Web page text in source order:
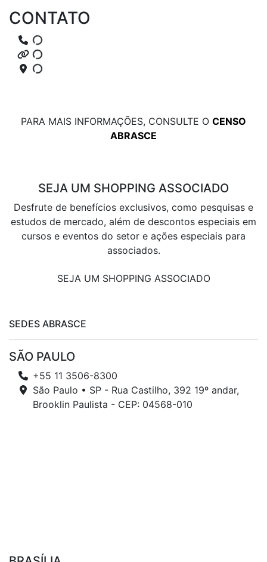
CONTATO
PARA MAIS INFORMAÇÕES, CONSULTE O CENSO
ABRASCE
SEJA UM SHOPPING ASSOCIADO
Desfrute de benefícios exclusivos, como pesquisas e
estudos de mercado, além de descontos especiais em
cursos e eventos do setor e ações especiais para
associados.
SEJA UM SHOPPING ASSOCIADO
SEDES ABRASCE
SÃO PAULO
+55 11 3506-8300
São Paulo • SP - Rua Castilho, 392 19º andar,
Brooklin Paulista - CEP: 04568-010